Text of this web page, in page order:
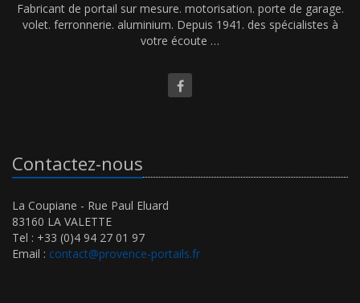
Fabricant de portail sur mesure. motorisation. porte de garage.
volet. ferronnerie. aluminium. Depuis 1941. des spécialistes à
votre écoute …
Contactez-nous
La Coupiane - Rue Paul Eluard
83160 LA VALETTE
Tel : +33 (0)4 94 27 01 97
Email : contact@provence-portails.fr